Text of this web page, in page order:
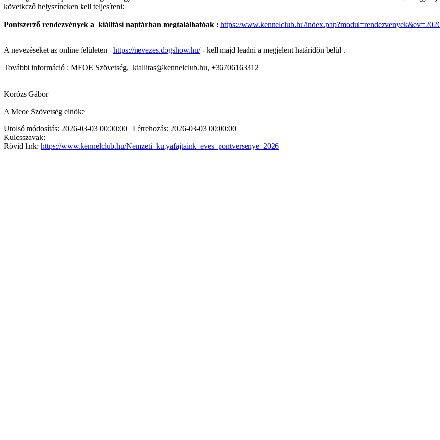
következő helyszíneken kell teljesíteni:
Pontszerző rendezvények a kiálltási naptárban megtalálhatóak : https://www.kennelclub.hu/
A nevezéseket az online felületen - https://nevezes.dogshow.hu/- kell majd leadni a megjelent határidőn belül .
További információ : MEOE Szövetség, kiallitas@kennelclub.hu, +36706163312
Korózs Gábor
A Meoe Szövetség elnöke
Utolsó módosítás: 2026-03-03 00:00:00 | Létrehozás: 2026-03-03 00:00:00
Kulcsszavak:
Rövid link: https://www.kennelclub.hu/Nemzeti_kutyafajtaink_eves_pontversenye_2026